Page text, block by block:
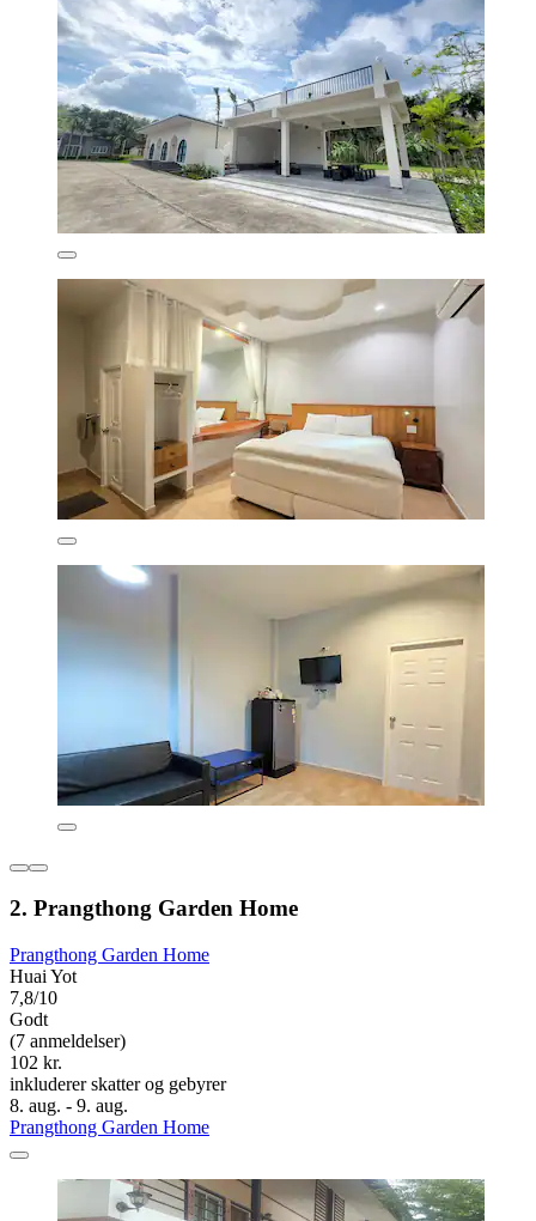
2. Prangthong Garden Home
Prangthong Garden Home
Huai Yot
7,8/10
Godt
(7 anmeldelser)
102 kr.
inkluderer skatter og gebyrer
8. aug. - 9. aug.
Prangthong Garden Home